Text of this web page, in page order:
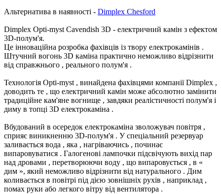
Альтернатива в наявності - Dimplex Chesford
Dimplex Opti-myst Cavendish 3D - електричний камін з ефектом
3D-полум'я.
Це інноваційна розробка фахівців із твору електрокамінів .
Штучний вогонь 3D каміна практично неможливо відрізнити
від справжнього , реального полум'я .
Технологія Opti-myst, винайдена фахівцями компанії Dimplex ,
доводить те , що електричний камін може абсолютно замінити
традиційне кам'яне вогнище , завдяки реалістичності полум'я і
диму в топці 3D електрокаміна .
Вбудований в осередок електрокаміна зволожувач повітря ,
сприяє виникненню 3D-полум'я . У спеціальний резервуар
заливається вода , яка , нагріваючись , починає
випаровуватися . Галогенові лампочки підсвічують вихід пар
над дровами , перетворюючи воду , що випаровується , в «
дим », який неможливо відрізнити від натурального . Дим
коливається в повітрі під дією зовнішніх рухів , наприклад ,
помах руки або легкого вітру від вентилятора .